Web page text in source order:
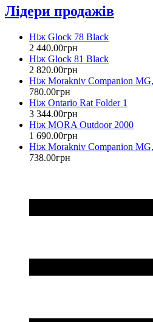
Лідери продажів
Ніж Glock 78 Black
2 440.00грн
Ніж Glock 81 Black
2 820.00грн
Ніж Morakniv Companion MG,
780.00грн
Ніж Ontario Rat Folder 1
3 344.00грн
Ніж MORA Outdoor 2000
1 690.00грн
Ніж Morakniv Companion
738.00грн